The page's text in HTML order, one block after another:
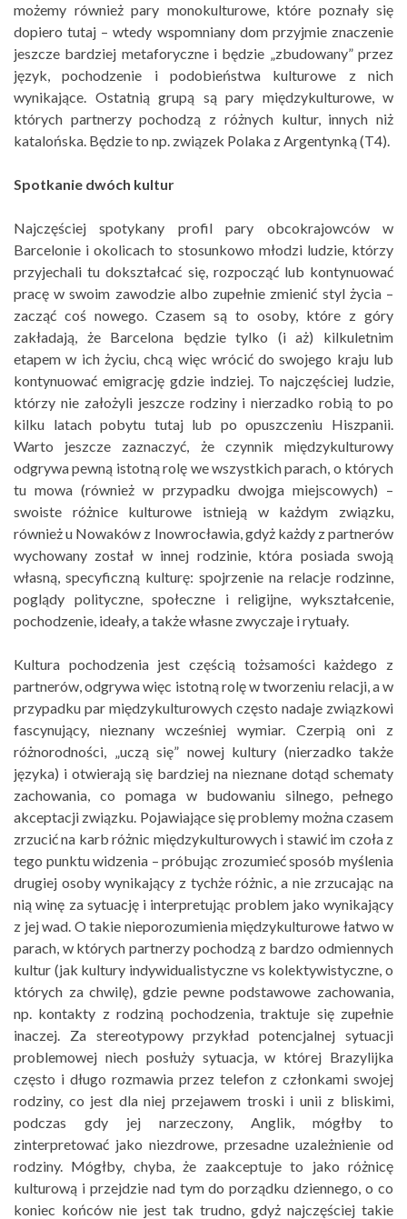
możemy również pary monokulturowe, które poznały się
dopiero tutaj – wtedy wspomniany dom przyjmie znaczenie
jeszcze bardziej metaforyczne i będzie „zbudowany” przez
język, pochodzenie i podobieństwa kulturowe z nich
wynikające. Ostatnią grupą są pary międzykulturowe, w
których partnerzy pochodzą z różnych kultur, innych niż
katalońska. Będzie to np. związek Polaka z Argentynką (T4).
Spotkanie dwóch kultur
Najczęściej spotykany profil pary obcokrajowców w
Barcelonie i okolicach to stosunkowo młodzi ludzie, którzy
przyjechali tu dokształcać się, rozpocząć lub kontynuować
pracę w swoim zawodzie albo zupełnie zmienić styl życia –
zacząć coś nowego. Czasem są to osoby, które z góry
zakładają, że Barcelona będzie tylko (i aż) kilkuletnim
etapem w ich życiu, chcą więc wrócić do swojego kraju lub
kontynuować emigrację gdzie indziej. To najczęściej ludzie,
którzy nie założyli jeszcze rodziny i nierzadko robią to po
kilku latach pobytu tutaj lub po opuszczeniu Hiszpanii.
Warto jeszcze zaznaczyć, że czynnik międzykulturowy
odgrywa pewną istotną rolę we wszystkich parach, o których
tu mowa (również w przypadku dwojga miejscowych) –
swoiste różnice kulturowe istnieją w każdym związku,
również u Nowaków z Inowrocławia, gdyż każdy z partnerów
wychowany został w innej rodzinie, która posiada swoją
własną, specyficzną kulturę: spojrzenie na relacje rodzinne,
poglądy polityczne, społeczne i religijne, wykształcenie,
pochodzenie, ideały, a także własne zwyczaje i rytuały.
Kultura pochodzenia jest częścią tożsamości każdego z
partnerów, odgrywa więc istotną rolę w tworzeniu relacji, a w
przypadku par międzykulturowych często nadaje związkowi
fascynujący, nieznany wcześniej wymiar. Czerpią oni z
różnorodności, „uczą się” nowej kultury (nierzadko także
języka) i otwierają się bardziej na nieznane dotąd schematy
zachowania, co pomaga w budowaniu silnego, pełnego
akceptacji związku. Pojawiające się problemy można czasem
zrzucić na karb różnic międzykulturowych i stawić im czoła z
tego punktu widzenia – próbując zrozumieć sposób myślenia
drugiej osoby wynikający z tychże różnic, a nie zrzucając na
nią winę za sytuację i interpretując problem jako wynikający
z jej wad. O takie nieporozumienia międzykulturowe łatwo w
parach, w których partnerzy pochodzą z bardzo odmiennych
kultur (jak kultury indywidualistyczne vs kolektywistyczne, o
których za chwilę), gdzie pewne podstawowe zachowania,
np. kontakty z rodziną pochodzenia, traktuje się zupełnie
inaczej. Za stereotypowy przykład potencjalnej sytuacji
problemowej niech posłuży sytuacja, w której Brazylijka
często i długo rozmawia przez telefon z członkami swojej
rodziny, co jest dla niej przejawem troski i unii z bliskimi,
podczas gdy jej narzeczony, Anglik, mógłby to
zinterpretować jako niezdrowe, przesadne uzależnienie od
rodziny. Mógłby, chyba, że zaakceptuje to jako różnicę
kulturową i przejdzie nad tym do porządku dziennego, o co
koniec końców nie jest tak trudno, gdyż najczęściej takie